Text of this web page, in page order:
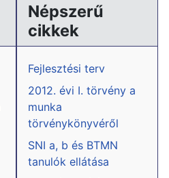
Népszerű
cikkek
Fejlesztési terv
2012. évi I. törvény a
munka
törvénykönyvéről
SNI a, b és BTMN
tanulók ellátása